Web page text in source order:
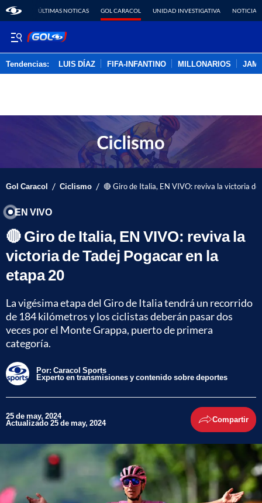
ÚLTIMAS NOTICAS GOL CARACOL UNIDAD INVESTIGATIVA NOTICIAS
Tendencias: LUIS DÍAZ FIFA-INFANTINO MILLONARIOS
Gol Caracol / Ciclismo / 🔴 Giro de Italia, EN VIVO: reviva la victoria de
EN VIVO
🔴 Giro de Italia, EN VIVO: reviva la
victoria de Tadej Pogacar en la
etapa 20
La vigésima etapa del Giro de Italia tendrá un recorrido
de 184 kilómetros y los ciclistas deberán pasar dos
veces por el Monte Grappa, puerto de primera
categoría.
Por: Caracol Sports
Experto en transmisiones y contenido sobre deportes
25 de may, 2024
Actualizado 25 de may, 2024 Compartir